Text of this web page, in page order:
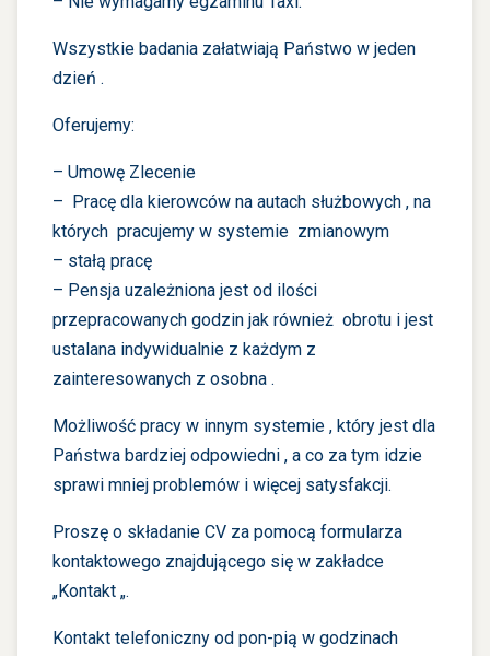
Wszystkie badania załatwiają Państwo w jeden
dzień .
Oferujemy:
– Umowę Zlecenie
– Pracę dla kierowców na autach służbowych , na
których pracujemy w systemie zmianowym
– stałą pracę
– Pensja uzależniona jest od ilości
przepracowanych godzin jak również obrotu i jest
ustalana indywidualnie z każdym z
zainteresowanych z osobna .
Możliwość pracy w innym systemie , który jest dla
Państwa bardziej odpowiedni , a co za tym idzie
sprawi mniej problemów i więcej satysfakcji.
Proszę o składanie CV za pomocą formularza
kontaktowego znajdującego się w zakładce
„Kontakt „.
Kontakt telefoniczny od pon-pią w godzinach